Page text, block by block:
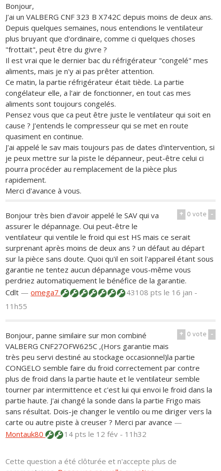
Bonjour,
J'ai un VALBERG CNF 323 B X742C depuis moins de deux ans.
Depuis quelques semaines, nous entendions le ventilateur
plus bruyant que d'ordinaire, comme ci quelques choses
"frottait", peut être du givre ?
Il est vrai que le dernier bac du réfrigérateur "congelé" mes
aliments, mais je n'y ai pas prêter attention.
Ce matin, la partie réfrigérateur était tiède. La partie
congélateur elle, a l'air de fonctionner, en tout cas mes
aliments sont toujours congelés.
Pensez vous que ca peut être juste le ventilateur qui soit en
cause ? J'entends le compresseur qui se met en route
quasiment en continue.
J'ai appelé le sav mais toujours pas de dates d'intervention, si
je peux mettre sur la piste le dépanneur, peut-être celui ci
pourra procéder au remplacement de la pièce plus
rapidement.
Merci d'avance à vous.
+ 0vote -
Bonjour très bien d'avoir appelé le SAV qui va
assurer le dépannage. Oui peut-être le
ventilateur qui ventile le froid qui est HS mais ce serait
surprenant après moins de deux ans ? un défaut au départ
sur la pièce sans doute. Quoi qu'il en soit l'appareil étant sous
garantie ne tentez aucun dépannage vous-même vous
perdriez automatiquement le bénéfice de la garantie.
Cdlt —omega7 43108 ptsle 16 jan -
11h55
+ 0vote -
Bonjour, panne similaire sur mon combiné
VALBERG CNF27OFW625C ,(Hors garantie mais
très peu servi destiné au stockage occasionnel)la partie
CONGELO semble faire du froid correctement par contre
plus de froid dans la partie haute et le ventilateur semble
tourner par intermittence et c'est lui qui envoi le froid dans la
partie haute. J'ai changé la sonde dans la partie Frigo mais
sans résultat. Dois-je changer le ventilo ou me diriger vers la
carte ou autre piste à creuser ? Merci par avance —
Montauk80
14 ptsle 12 fév - 11h32
Cette question a été clôturée et n'accepte plus de